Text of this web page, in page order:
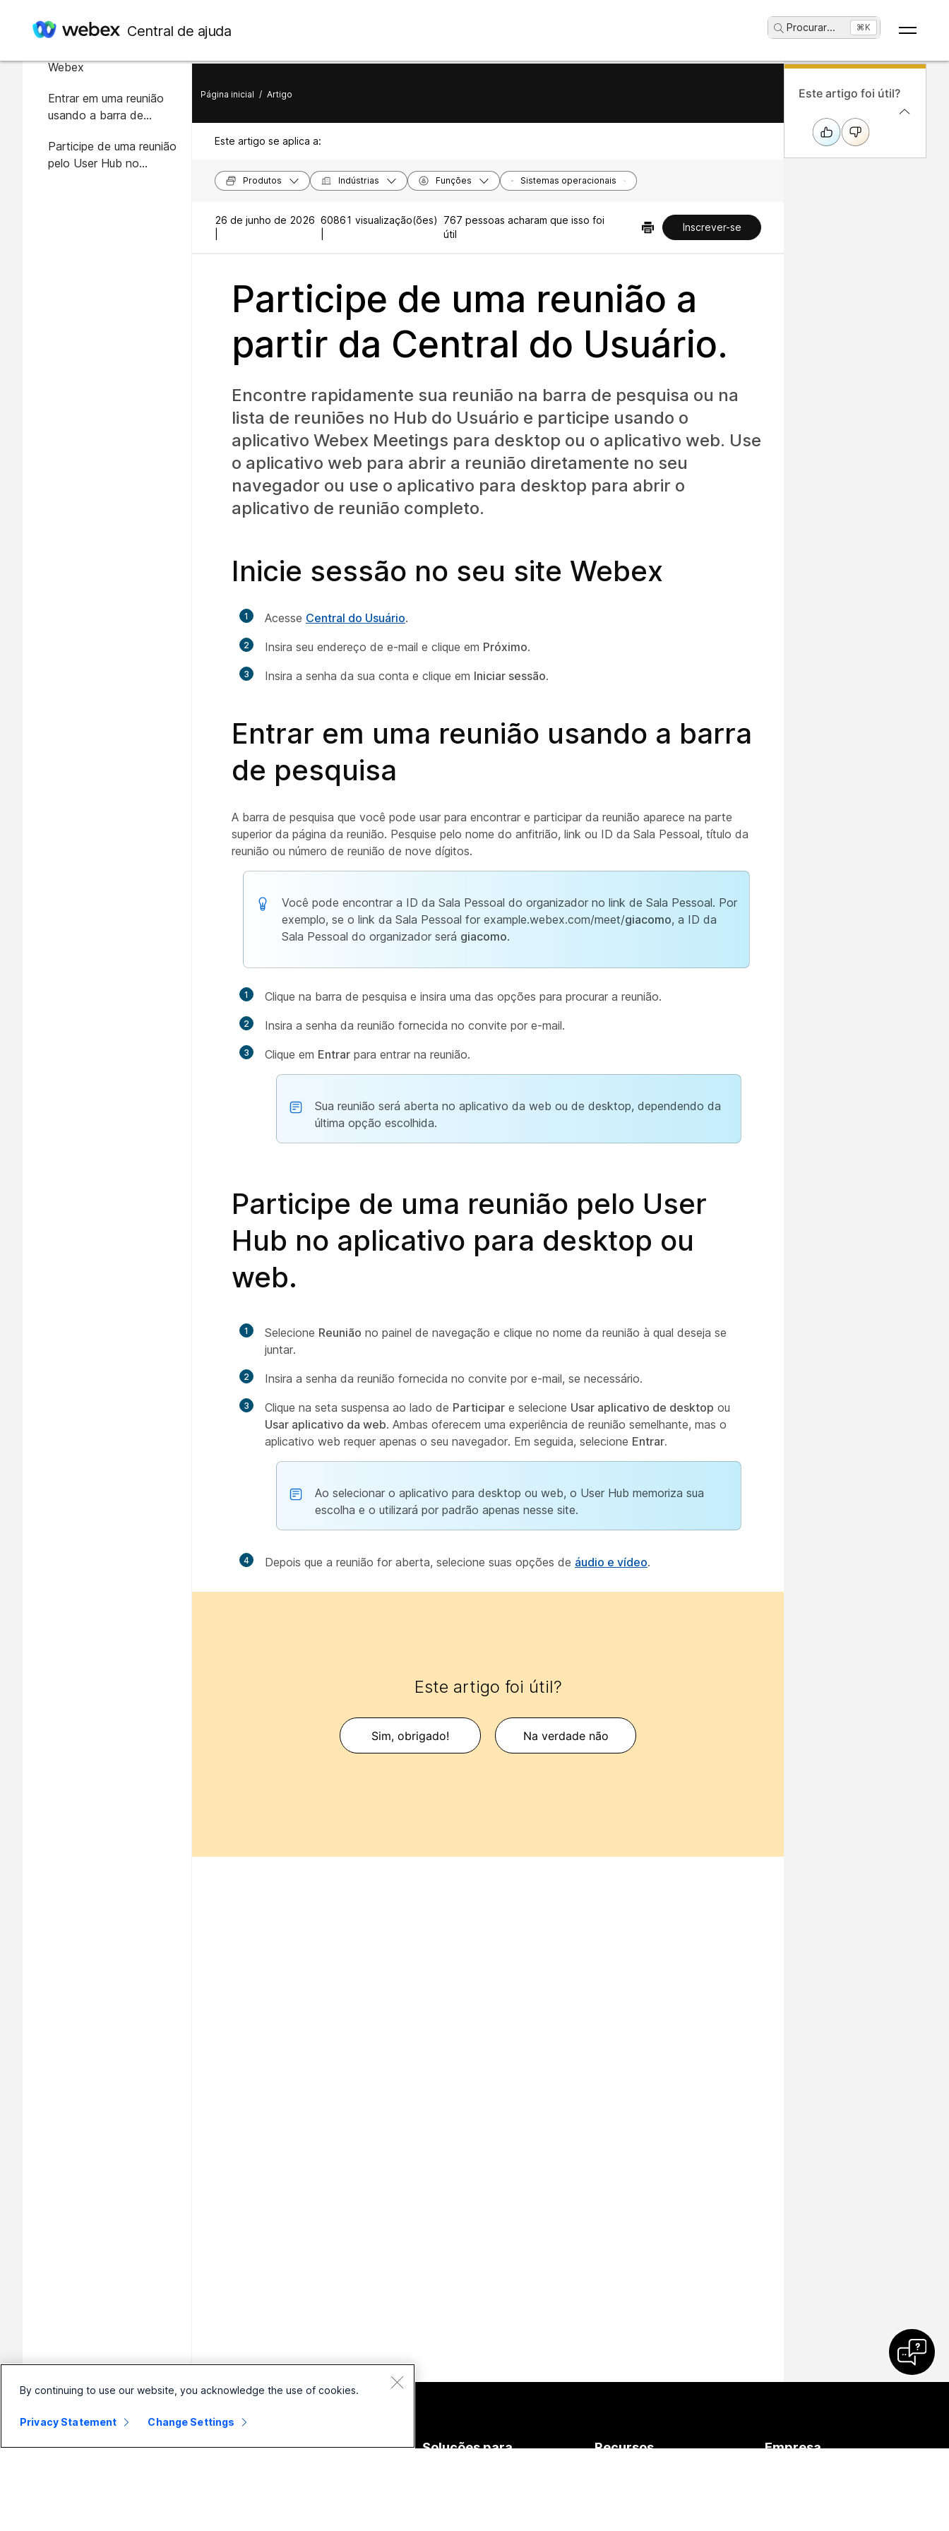
Central de ajuda Procurar... ⌘K
Neste artigo
Webex
Entrar em uma reunião
usando a barra de
Participe de uma reunião
pelo User Hub no
Página inicial / Artigo
Este artigo se aplica a:
Produtos Indústrias Funções Sistemas operacionais
26 de junho de 2026 60861 visualização(ões)
767 pessoas acharam que isso foi
útil
Inscrever-se
Participe de uma reunião a
partir da Central do Usuário.
Encontre rapidamente sua reunião na barra de pesquisa ou na
lista de reuniões no Hub do Usuário e participe usando o
aplicativo Webex Meetings para desktop ou o aplicativo web. Use
o aplicativo web para abrir a reunião diretamente no seu
navegador ou use o aplicativo para desktop para abrir o
aplicativo de reunião completo.
Inicie sessão no seu site Webex
1 Acesse Central do Usuário.
2 Insira seu endereço de e-mail e clique em Próximo.
3 Insira a senha da sua conta e clique em Iniciar sessão.
Entrar em uma reunião usando a barra
de pesquisa
A barra de pesquisa que você pode usar para encontrar e participar da reunião aparece na parte
superior da página da reunião. Pesquise pelo nome do anfitrião, link ou ID da Sala Pessoal, título da
reunião ou número de reunião de nove dígitos.
Você pode encontrar a ID da Sala Pessoal do organizador no link de Sala Pessoal. Por
exemplo, se o link da Sala Pessoal for example.webex.com/meet/giacomo, a ID da
Sala Pessoal do organizador será giacomo.
1 Clique na barra de pesquisa e insira uma das opções para procurar a reunião.
2 Insira a senha da reunião fornecida no convite por e-mail.
3 Clique em Entrar para entrar na reunião.
Sua reunião será aberta no aplicativo da web ou de desktop, dependendo da
última opção escolhida.
Participe de uma reunião pelo User
Hub no aplicativo para desktop ou
web.
1 Selecione Reunião no painel de navegação e clique no nome da reunião à qual deseja se
juntar.
2 Insira a senha da reunião fornecida no convite por e-mail, se necessário.
3 Clique na seta suspensa ao lado de Participar e selecione Usar aplicativo de desktop ou
Usar aplicativo da web. Ambas oferecem uma experiência de reunião semelhante, mas o
aplicativo web requer apenas o seu navegador. Em seguida, selecione Entrar.
Ao selecionar o aplicativo para desktop ou web, o User Hub memoriza sua
escolha e o utilizará por padrão apenas nesse site.
4 Depois que a reunião for aberta, selecione suas opções de áudio e vídeo.
Este artigo foi útil?
Sim, obrigado! Na verdade não
Este artigo foi útil?
Pequena
Empresa Dispositivos Soluções para Recursos Empresa
By continuing to use our website, you acknowledge the use of cookies.
Privacy Statement Change Settings